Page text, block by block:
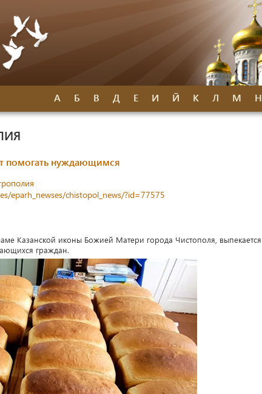
А Б В Д Е И Й К Л М Н
помогать нуждающимся
eparh_newses/chistopol_news/?id=77575
Казанской иконы Божией Матери города Чистополя, выпекается
граждан.